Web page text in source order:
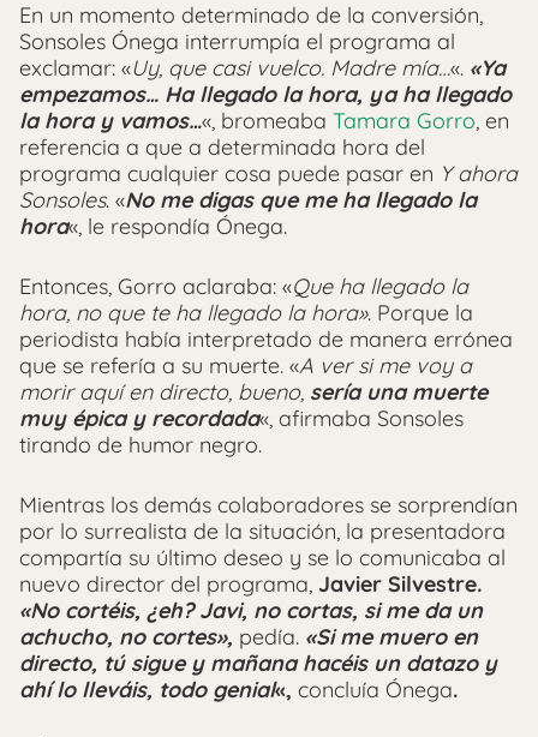
En un momento determinado de la conversión,
Sonsoles Ónega interrumpía el programa al
exclamar: «Uy, que casi vuelco. Madre mía…«. «Ya
empezamos… Ha llegado la hora, ya ha llegado
la hora y vamos…«, bromeaba Tamara Gorro, en
referencia a que a determinada hora del
programa cualquier cosa puede pasar en Y ahora
Sonsoles. «No me digas que me ha llegado la
hora«, le respondía Ónega.
Entonces, Gorro aclaraba: «Que ha llegado la
hora, no que te ha llegado la hora». Porque la
periodista había interpretado de manera errónea
que se refería a su muerte. «A ver si me voy a
morir aquí en directo, bueno, sería una muerte
muy épica y recordada«, afirmaba Sonsoles
tirando de humor negro.
Mientras los demás colaboradores se sorprendían
por lo surrealista de la situación, la presentadora
compartía su último deseo y se lo comunicaba al
nuevo director del programa, Javier Silvestre.
«No cortéis, ¿eh? Javi, no cortas, si me da un
achucho, no cortes», pedía. «Si me muero en
directo, tú sigue y mañana hacéis un datazo y
ahí lo lleváis, todo genial«, concluía Ónega.